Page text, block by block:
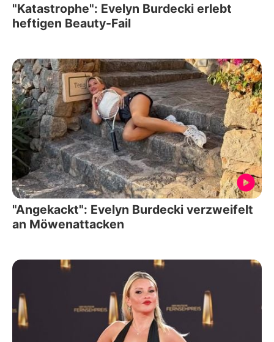
"Katastrophe": Evelyn Burdecki erlebt
heftigen Beauty-Fail
"Angekackt": Evelyn Burdecki verzweifelt
an Möwenattacken